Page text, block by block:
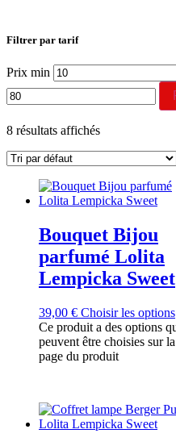
Filtrer par tarif
Prix min
8 résultats affichés
Bouquet Bijou
parfumé Lolita
Lempicka Sweet
39,00 € Choisir les options
Ce produit a des options
peuvent être choisies sur la
page du produit